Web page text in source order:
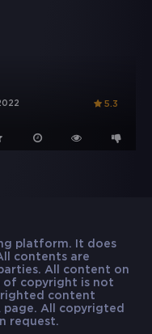
5.3
platform. It does
contents are
All content on
of copyright is not
content
page. All copyrigted
request.